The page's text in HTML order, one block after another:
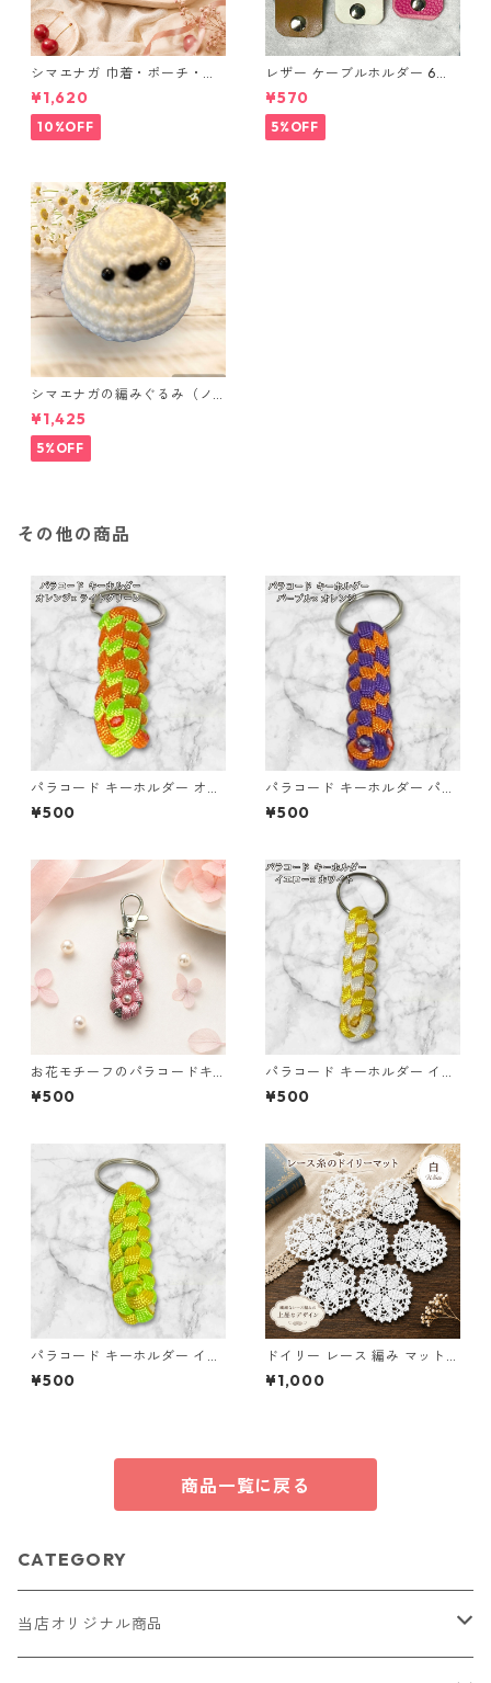
シマエナガ 巾着・ポーチ・ミ
ニポーチ(カード収納にも) ３
点セット さくらんぼ柄×淡いピ
ンク
¥1,620
10%OFF
レザー ケーブルホルダー 6個
セット
¥570
5%OFF
シマエナガの編みぐるみ（ノ
ーマル）
¥1,425
5%OFF
その他の商品
パラコード キーホルダー オレ
ンジ ライトグリーン 編み込み
s25
¥500
パラコード キーホルダー パー
プル オレンジ 編み込み s19
¥500
お花モチーフのパラコードキ
ーホルダー ピンク×グレー ハ
ンドメイド 国産 本革 ヌメ革
¥500
パラコード キーホルダー イエ
ロー ホワイト 編み込み s21
¥500
パラコード キーホルダー イエ
ロー ライトグリーン 編み込み
s37 アウトドア
¥500
ドイリー レース 編み マット
白 コースター s1
¥1,000
商品一覧に戻る
CATEGORY
当店オリジナル商品